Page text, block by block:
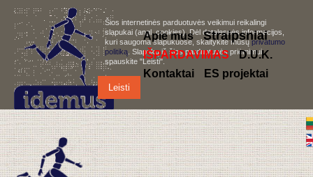
Šios internetinės parduotuvės veikimui reikalingi
slapukai (angl. cookies). Dėl detalesnės informacijos,
kuri saugoma slapukuose, skaitykite mūsųprivatumo
politiką . Slapukų iš šios parduotuvės priėmimui,
spauskite "Leisti".
Leisti
Apie mus Straipsniai
IŠPARDAVIMAS
D.U.K.
Kontaktai
ES projektai